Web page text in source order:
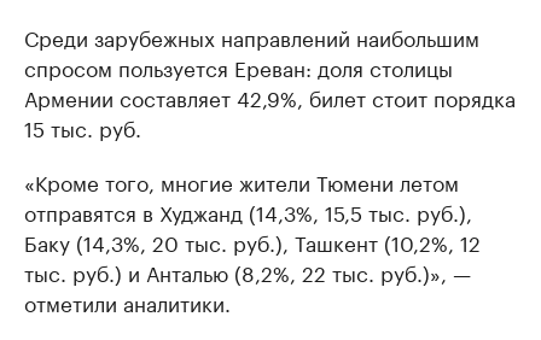
Среди зарубежных направлений наибольшим
спросом пользуется Ереван: доля столицы
Армении составляет 42,9%, билет стоит порядка
15 тыс. руб.
«Кроме того, многие жители Тюмени летом
отправятся в Худжанд (14,3%, 15,5 тыс. руб.),
Баку (14,3%, 20 тыс. руб.), Ташкент (10,2%, 12
тыс. руб.) и Анталью (8,2%, 22 тыс. руб.)», —
отметили аналитики.